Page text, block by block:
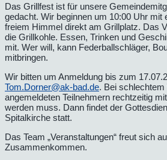
Das Grillfest ist für unsere
gedacht. Wir beginnen um 10:00 Uhr mit
freiem Himmel direkt am Grillplatz. Das
die Grillkohle. Essen, Trinken und
mit. Wer will, kann Federballschläger,
mitbringen.
Wir bitten um Anmeldung bis zum
Tom.Dorner@ak-bad.de. Bei
angemeldeten Teilnehmern rechtzeitig
werden muss. Dann findet der
Spitalkirche statt.
Das Team „Veranstaltungen“ freut sich
Zusammenkommen.